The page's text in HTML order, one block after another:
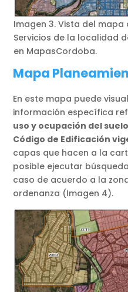
Imagen 3. Vista del
Servicios de la localidad
en MapasCordoba.
Mapa
En este mapa puede
información específica
uso y ocupación del
Código de Edificación
capas que hacen a la
posible ejecutar
caso de acuerdo a la
ordenanza (Imagen 4).